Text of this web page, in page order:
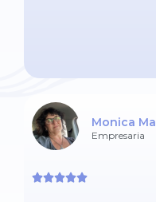
Monica
Empresaria
